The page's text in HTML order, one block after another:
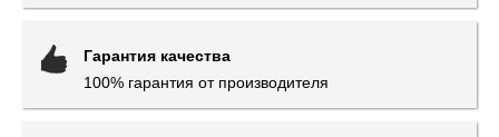
Гарантия качества
100% гарантия от производителя